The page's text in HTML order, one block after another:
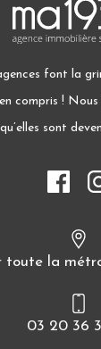
font la
compris !
sont
toute la
03 20 36